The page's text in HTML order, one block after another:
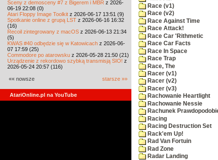
Sceny z demosceny #7 z Bigerem i MBR z 2026-
06-19 22:08 (0)
Atari Floppy Image Toolkit z 2026-06-17 13:51 (9)
Spotkanie online z grupą LST z 2026-06-16 16:32
(16)
Recoil zintegrowany z macOS z 2026-06-13 21:34
(5)
KWAS #40 odbędzie się w Katowicach z 2026-06-
07 17:59 (25)
Commodore po atarowsku z 2026-05-28 21:50 (21)
Urządzenie z rekordowo szybką transmisją SIO! z
2026-05-24 20:57 (116)
«« nowsze starsze »»
AtariOnline.pl na YouTube
Race (v1)
Race (v2)
Race Against Time
Race Attack!
Race Car 'Rithmetic
Race Car Facts
Race In Space
Race Trap
Race, The
Racer (v1)
Racer (v2)
Racer (v3)
Rachowanie Heartlight
Rachowanie Nessie
Rachunek
Racing
Racing Destruction Set
Rack'em Up!
Rad Van Fortuin
Rad Zone
Radar Landing